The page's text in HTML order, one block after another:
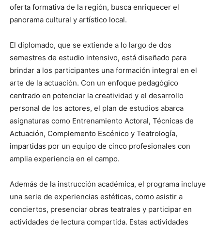
oferta formativa de la región, busca enriquecer el
panorama cultural y artístico local.
El diplomado, que se extiende a lo largo de dos
semestres de estudio intensivo, está diseñado para
brindar a los participantes una formación integral en el
arte de la actuación. Con un enfoque pedagógico
centrado en potenciar la creatividad y el desarrollo
personal de los actores, el plan de estudios abarca
asignaturas como Entrenamiento Actoral, Técnicas de
Actuación, Complemento Escénico y Teatrología,
impartidas por un equipo de cinco profesionales con
amplia experiencia en el campo.
Además de la instrucción académica, el programa incluye
una serie de experiencias estéticas, como asistir a
conciertos, presenciar obras teatrales y participar en
actividades de lectura compartida. Estas actividades